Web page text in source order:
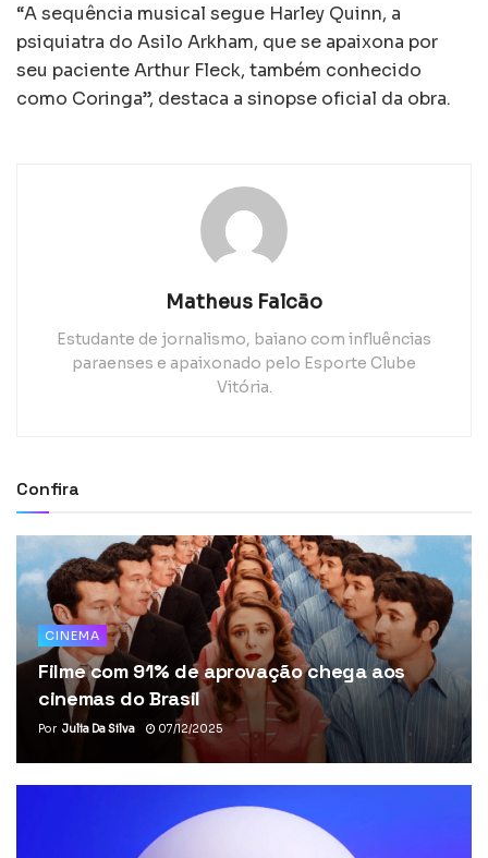
“A sequência musical segue Harley Quinn, a
psiquiatra do Asilo Arkham, que se apaixona por
seu paciente Arthur Fleck, também conhecido
como Coringa”, destaca a sinopse oficial da obra.
Matheus Falcão
Estudante de jornalismo, baiano com influências
paraenses e apaixonado pelo Esporte Clube
Vitória.
Confira
CINEMA
Filme com 91% de aprovação chega aos
cinemas do Brasil
Por Julia Da Silva 07/12/2025